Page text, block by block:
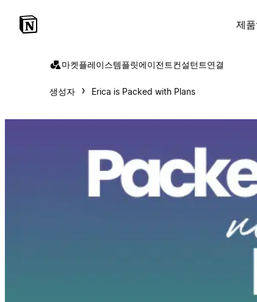
제품
마켓플레이스템플릿에이전트컨설턴트연결
생성자 Erica is Packed with Plans